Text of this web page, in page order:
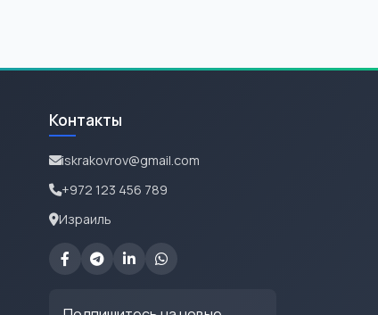
Контакты
iskrakovrov@gmail.com
+972 123 456 789
Израиль